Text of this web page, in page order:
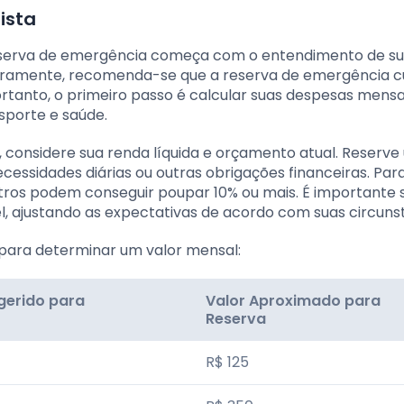
de emergência começa com o entendimento de
recomenda-se que a reserva de emergência
o primeiro passo é calcular suas despesas
e saúde.
sua renda líquida e orçamento atual.
diárias ou outras obrigações financeiras.
podem conseguir poupar 10% ou mais. É importante
ajustando as expectativas de acordo com suas
determinar um valor mensal:
para
Valor Aproximado para
Reserva
R$ 125